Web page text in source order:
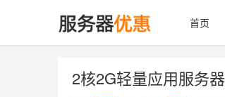
首页
2核2G轻量应用服务器